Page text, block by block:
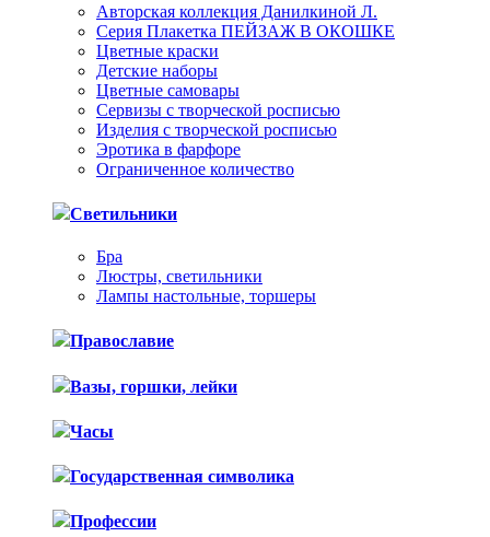
Авторская коллекция Данилкиной Л.
Серия Плакетка ПЕЙЗАЖ В ОКОШКЕ
Цветные краски
Детские наборы
Цветные самовары
Сервизы с творческой росписью
Изделия с творческой росписью
Эротика в фарфоре
Ограниченное количество
Светильники
Бра
Люстры, светильники
Лампы настольные, торшеры
Православие
Вазы, горшки, лейки
Часы
Государственная символика
Профессии